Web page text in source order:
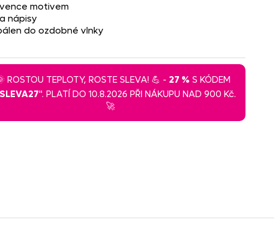
motivem
nápisy
do ozdobné vlnky
ROSTOU TEPLOTY, ROSTE SLEVA! 💪 -27 % S KÓDEM
". PLATÍ DO 10.8.2026 PŘI NÁKUPU NAD 900 Kč.
🚀